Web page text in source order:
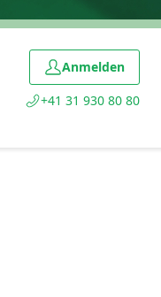
Anmelden
+41 31 930 80 80